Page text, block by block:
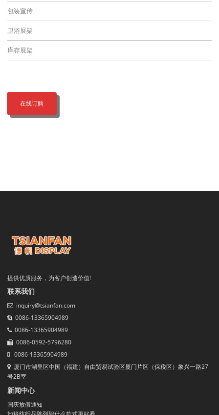
包装宣传
卫浴展架
库存展架
在线订购
提供优质服务，为客户创造价值!
联系我们
inquiry@tsianfan.com
0086-13365904989
0086-13365904989
0086-0592-5796280
0086-13365904989
厦门市湖里区中国（福建）自由贸易试验区厦门片区（保税区）象兴一路27
号2B室
新闻中心
国庆放假通知